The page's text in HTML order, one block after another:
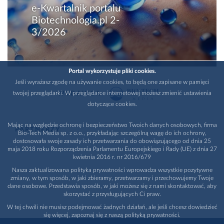
e-Kwartalnik portalu
Biotechnologia.pl 2-
3/2026
WYDAWCA
PARTNERZY
Portal wykorzystuje pliki cookies.
Jeśli wyrażasz zgodę na używanie cookies, to będą one zapisane w pamięci
twojej przeglądarki. W przeglądarce internetowej możesz zmienić ustawienia
dotyczące cookies.
Mając na względzie ochronę i bezpieczeństwo Twoich danych osobowych, firma
Bio-Tech Media sp. z o.o., przykładając szczególną wagę do ich ochrony,
dostosowała swoje zasady ich przetwarzania do obowiązującego od dnia 25
maja 2018 roku Rozporządzenia Parlamentu Europejskiego i Rady (UE) z dnia 27
kwietnia 2016 r. nr 2016/679
Nasza zaktualizowana polityka prywatności wprowadza wszystkie pozytywne
zmiany, w tym sposób, w jaki zbieramy, przetwarzamy i przechowujemy Twoje
dane osobowe. Przedstawia sposób, w jaki możesz się z nami skontaktować, aby
skorzystać z przysługujących Ci praw.
W tej chwili nie musisz podejmować żadnych działań, ale jeśli chcesz dowiedzieć
się więcej, zapoznaj się z naszą polityką prywatności.